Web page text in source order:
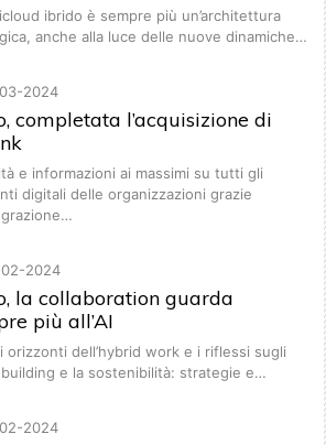
ibrido è sempre più un’architettura
anche alla luce delle nuove dinamiche…
2024
completata l’acquisizione di
e informazioni ai massimi su tutti gli
digitali delle organizzazioni grazie
2024
la collaboration guarda
più all’AI
orizzonti dell’hybrid work e i riflessi sugli
e la sostenibilità: strategie e…
2024